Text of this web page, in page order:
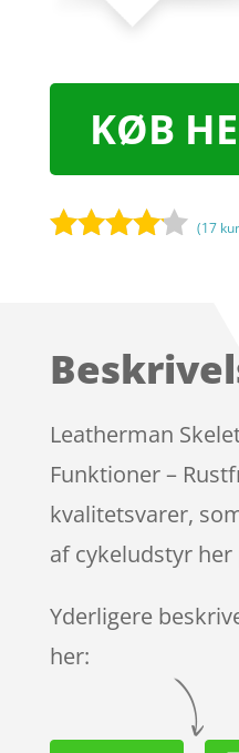
KØB
på
ømmels
er
(17
Leatherman
Funktioner –
kvalitetsvarer,
af cykeludstyr her
Yderligere
her: